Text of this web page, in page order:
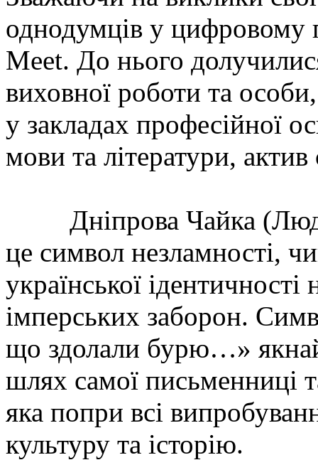
однодумців у цифровому
Meet. До нього
виховної роботи та
у закладах професійної
мови та літератури,
Дніпрова Чайка
це символ незламності,
української
імперських заборон.
що здолали бурю…»
шлях самої письменниці
яка попри всі
культуру та історію.